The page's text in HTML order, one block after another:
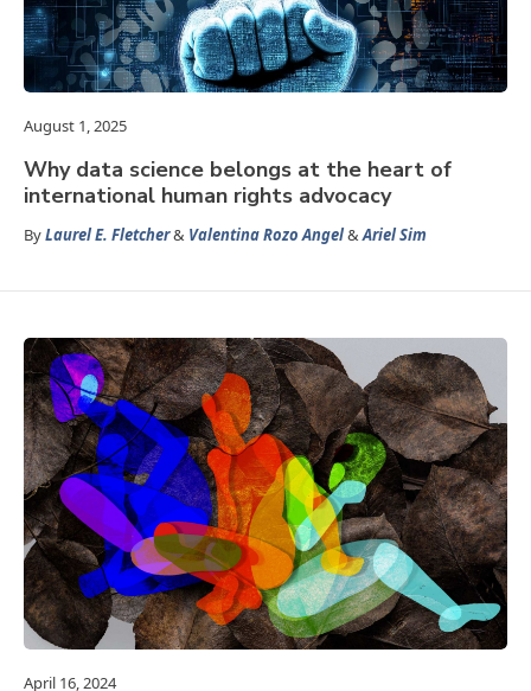
August 1, 2025
Why data science belongs at the heart of
international human rights advocacy
ByLaurel E. Fletcher& Valentina Rozo Angel&Ariel Sim
April 16, 2024